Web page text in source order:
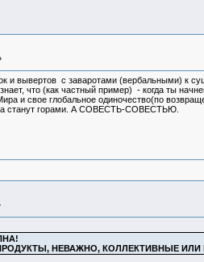
и вывертов с заваротами (вербальными) к
что (как частный пример) - когда ты
и свое глобальное одиночество(по
станут горами. А СОВЕСТЬ-СОВЕСТЬЮ.
НЕВАЖНО, КОЛЛЕКТИВНЫЕ